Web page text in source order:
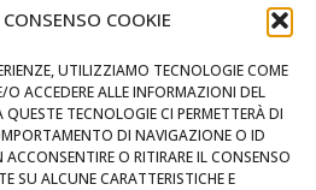
COOKIE
UTILIZZIAMO TECNOLOGIE COME
O ACCEDERE ALLE INFORMAZIONI DEL
TECNOLOGIE CI PERMETTERÀ DI
DI NAVIGAZIONE O ID
O RITIRARE IL CONSENSO
SU ALCUNE CARATTERISTICHE E